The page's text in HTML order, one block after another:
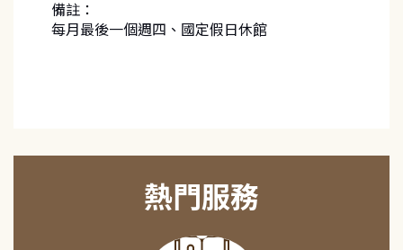
備註：
每月最後一個週四、國定假日休館
熱門服務